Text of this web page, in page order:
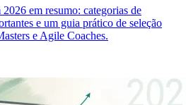
em resumo: categorias de
e um guia prático de seleção
e Agile Coaches.